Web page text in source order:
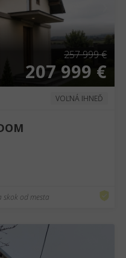
257 999 €
207 999 €
VOĽNÁ IHNEĎ
skok od mesta